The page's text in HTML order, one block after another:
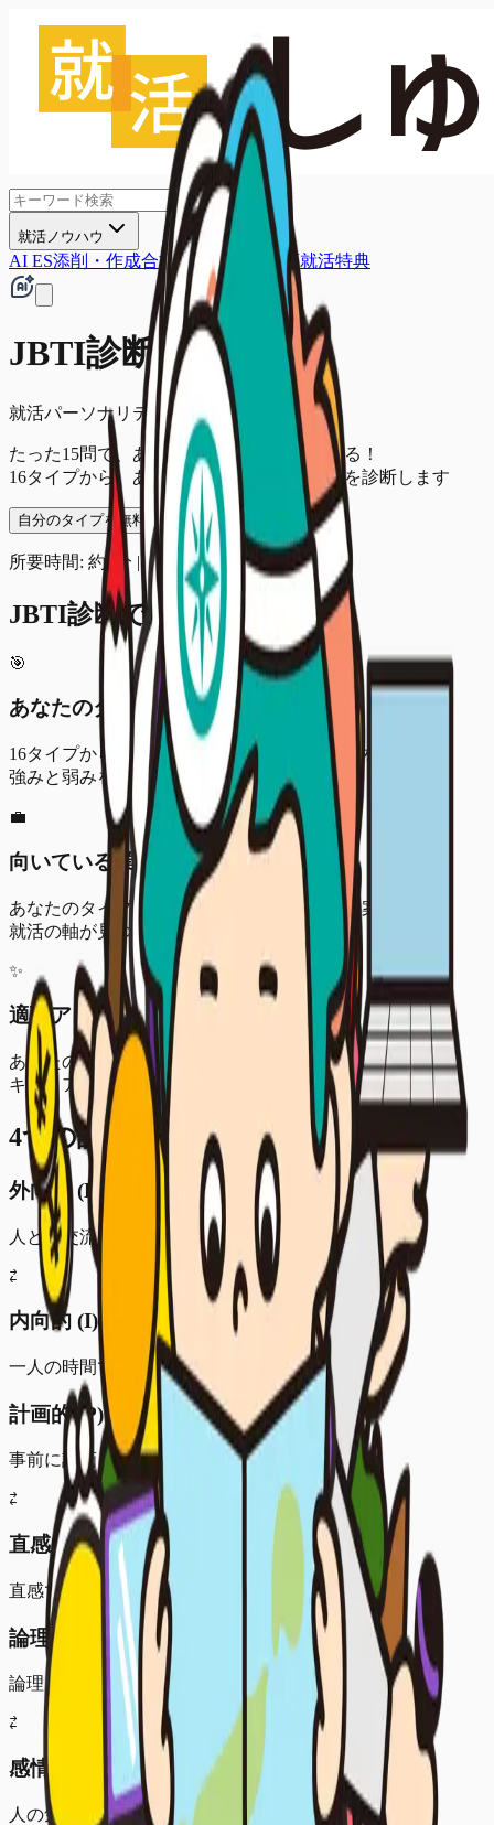
就活ノウハウ
AI ES添削・作成合格者面接 限定動画就活特典
JBTI診断
就活パーソナリティ診断
たった15問で、あなたの就活タイプが分かる！
16タイプから、あなたに合った業界・職種を診断します
自分のタイプを無料で見る
所要時間: 約3分 | ログイン不要で診断可能
JBTI診断でわかること
🎯
あなたのタイプ
16タイプから、あなたの就活パーソナリティを診断。
強みと弱みを明確化します。
💼
向いている業界
あなたのタイプに合った業界や企業文化を提案。
就活の軸が見つかります。
✨
適職アドバイス
あなたの性格に合った職種や働き方を紹介。
キャリア選択の参考に。
4つの診断軸
外向的 (E)
人との交流でエネルギーを得る
⇄
内向的 (I)
一人の時間でエネルギーを得る
計画的 (P)
事前に計画を立てて行動
⇄
直感的 (A)
直感で判断し柔軟に対応
論理的 (C)
論理と合理性を重視
⇄
感情的 (S)
人の気持ちや雰囲気を重視